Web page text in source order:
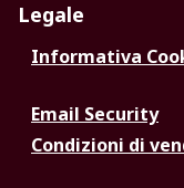
Legale
Informativa
Email Security
Condizioni di